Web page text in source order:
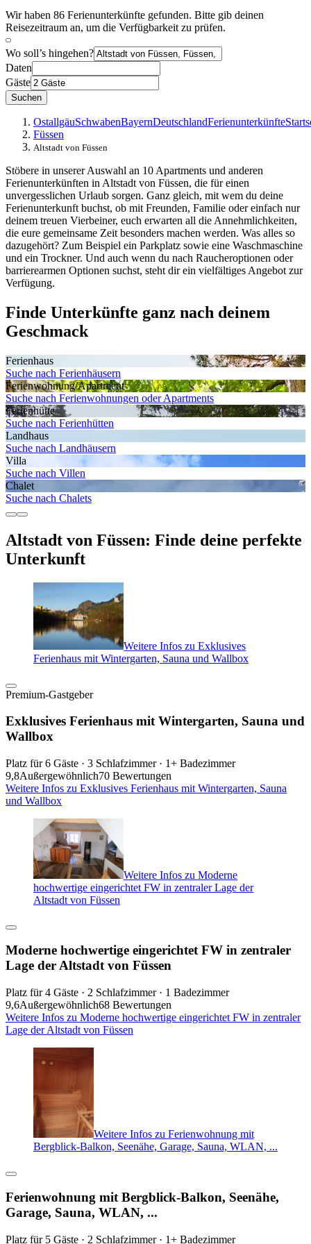
Wir haben 86 Ferienunterkünfte gefunden. Bitte gib deinen
Reisezeitraum an, um die Verfügbarkeit zu prüfen.
Wo soll’s hingehen?
Daten
Gäste
Suchen
OstallgäuSchwabenBayernDeutschlandFerienunterkünfte
Füssen
Altstadt von Füssen
Stöbere in unserer Auswahl an 10 Apartments und anderen
Ferienunterkünften in Altstadt von Füssen, die für einen
unvergesslichen Urlaub sorgen. Ganz gleich, mit wem du deine
Ferienunterkunft buchst, ob mit Freunden, Familie oder einfach nur
deinem treuen Vierbeiner, euch erwarten all die Annehmlichkeiten,
die eure gemeinsame Zeit besonders machen werden. Was alles so
dazugehört? Zum Beispiel ein Parkplatz sowie eine Waschmaschine
und ein Trockner. Und auch wenn du nach Raucheroptionen oder
barrierearmen Optionen suchst, steht dir ein vielfältiges Angebot zur
Verfügung.
Finde Unterkünfte ganz nach deinem
Geschmack
Ferienhaus
Suche nach Ferienhäusern
Ferienwohnung/Apartment
Suche nach Ferienwohnungen oder Apartments
Ferienhütte
Suche nach Ferienhütten
Landhaus
Suche nach Landhäusern
Villa
Suche nach Villen
Chalet
Suche nach Chalets
Altstadt von Füssen: Finde deine perfekte
Unterkunft
Weitere Infos zu Exklusives
Ferienhaus mit Wintergarten, Sauna und Wallbox
Premium-Gastgeber
Exklusives Ferienhaus mit Wintergarten, Sauna und
Wallbox
Platz für 6 Gäste · 3 Schlafzimmer · 1+ Badezimmer
9,8Außergewöhnlich70 Bewertungen
Weitere Infos zu Exklusives Ferienhaus mit Wintergarten, Sauna
und Wallbox
Weitere Infos zu Moderne
hochwertige eingerichtet FW in zentraler Lage der
Altstadt von Füssen
Moderne hochwertige eingerichtet FW in zentraler
Lage der Altstadt von Füssen
Platz für 4 Gäste · 2 Schlafzimmer · 1 Badezimmer
9,6Außergewöhnlich68 Bewertungen
Weitere Infos zu Moderne hochwertige eingerichtet FW in zentraler
Lage der Altstadt von Füssen
Weitere Infos zu Ferienwohnung mit
Bergblick-Balkon, Seenähe, Garage, Sauna, WLAN, ...
Ferienwohnung mit Bergblick-Balkon, Seenähe,
Garage, Sauna, WLAN, ...
Platz für 5 Gäste · 2 Schlafzimmer · 1+ Badezimmer